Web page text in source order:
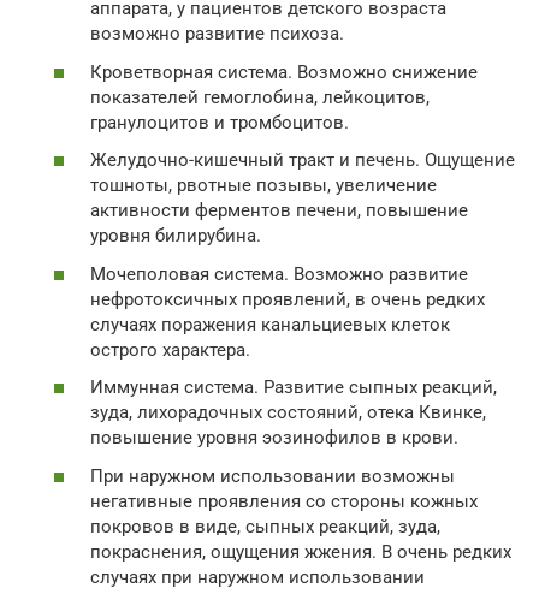
аппарата, у пациентов детского возраста
возможно развитие психоза.
Кроветворная система. Возможно снижение
показателей гемоглобина, лейкоцитов,
гранулоцитов и тромбоцитов.
Желудочно-кишечный тракт и печень. Ощущение
тошноты, рвотные позывы, увеличение
активности ферментов печени, повышение
уровня билирубина.
Мочеполовая система. Возможно развитие
нефротоксичных проявлений, в очень редких
случаях поражения канальциевых клеток
острого характера.
Иммунная система. Развитие сыпных реакций,
зуда, лихорадочных состояний, отека Квинке,
повышение уровня эозинофилов в крови.
При наружном использовании возможны
негативные проявления со стороны кожных
покровов в виде, сыпных реакций, зуда,
покраснения, ощущения жжения. В очень редких
случаях при наружном использовании